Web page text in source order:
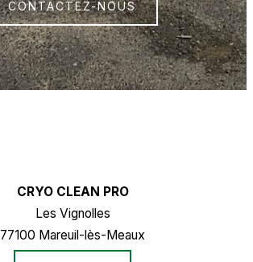
CONTACTEZ-NOUS
CRYO CLEAN PRO
Les Vignolles
77100 Mareuil-lès-Meaux